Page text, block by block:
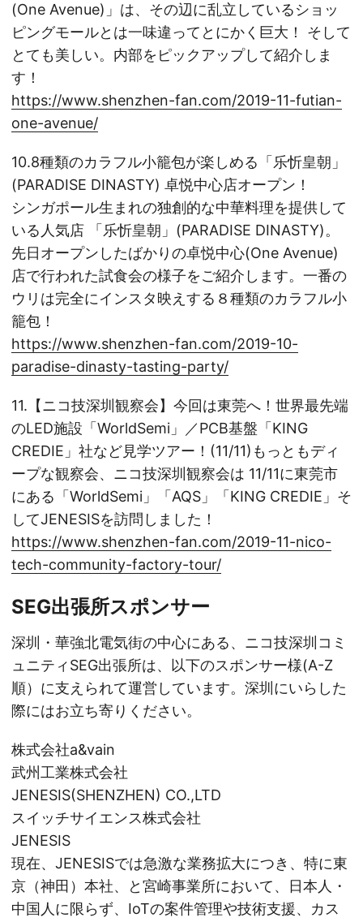
(One Avenue)」は、その辺に乱立しているショッ
ピングモールとは一味違ってとにかく巨大！ そして
とても美しい。内部をピックアップして紹介しま
す！
https://www.shenzhen-fan.com/2019-11-futian-
one-avenue/
10.8種類のカラフル小籠包が楽しめる「乐忻皇朝」
(PARADISE DINASTY) 卓悦中心店オープン！
シンガポール生まれの独創的な中華料理を提供して
いる人気店 「乐忻皇朝」(PARADISE DINASTY)。
先日オープンしたばかりの卓悦中心(One Avenue)
店で行われた試食会の様子をご紹介します。一番の
ウリは完全にインスタ映えする８種類のカラフル小
籠包！
https://www.shenzhen-fan.com/2019-10-
paradise-dinasty-tasting-party/
11.【ニコ技深圳観察会】今回は東莞へ！世界最先端
のLED施設「WorldSemi」／PCB基盤「KING
CREDIE」社など見学ツアー！(11/11)もっともディ
ープな観察会、ニコ技深圳観察会は 11/11に東莞市
にある「WorldSemi」「AQS」「KING CREDIE」そ
してJENESISを訪問しました！
https://www.shenzhen-fan.com/2019-11-nico-
tech-community-factory-tour/
SEG出張所スポンサー
深圳・華強北電気街の中心にある、ニコ技深圳コミ
ュニティSEG出張所は、以下のスポンサー様(A-Z
順）に支えられて運営しています。深圳にいらした
際にはお立ち寄りください。
株式会社a&vain
武州工業株式会社
JENESIS(SHENZHEN) CO.,LTD
スイッチサイエンス株式会社
JENESIS
現在、JENESISでは急激な業務拡大につき、特に東
京（神田）本社、と宮崎事業所において、日本人・
中国人に限らず、IoTの案件管理や技術支援、カス